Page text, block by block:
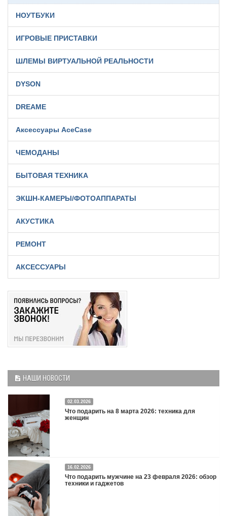
НОУТБУКИ
ИГРОВЫЕ ПРИСТАВКИ
ШЛЕМЫ ВИРТУАЛЬНОЙ РЕАЛЬНОСТИ
DYSON
DREAME
Аксессуары AceCase
ЧЕМОДАНЫ
БЫТОВАЯ ТЕХНИКА
ЭКШН-КАМЕРЫ/ФОТОАППАРАТЫ
АКУСТИКА
РЕМОНТ
АКСЕССУАРЫ
НАШИ НОВОСТИ
02.03.2026
Что подарить на 8 марта 2026: техника для
женщин
Что подарить на 8 марта 2026: техника для женщин
16.02.2026
Что подарить мужчине на 23 февраля 2026: обзор
техники и гаджетов